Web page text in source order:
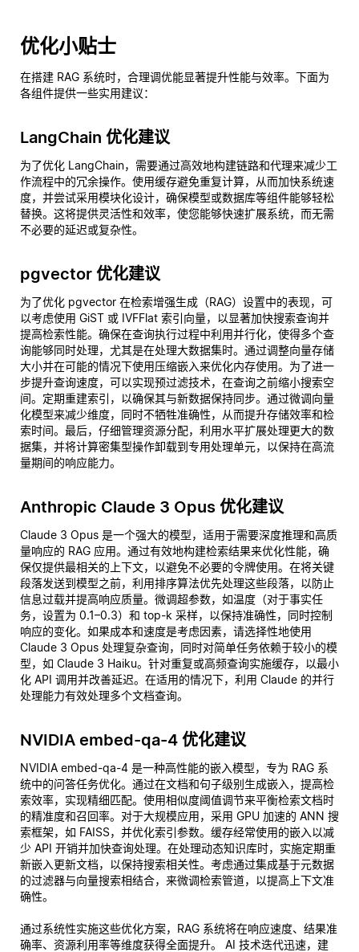
优化小贴士
在搭建 RAG 系统时，合理调优能显著提升性能与效率。下面为
各组件提供一些实用建议：
LangChain 优化建议
为了优化 LangChain，需要通过高效地构建链路和代理来减少工
作流程中的冗余操作。使用缓存避免重复计算，从而加快系统速
度，并尝试采用模块化设计，确保模型或数据库等组件能够轻松
替换。这将提供灵活性和效率，使您能够快速扩展系统，而无需
不必要的延迟或复杂性。
pgvector 优化建议
为了优化 pgvector 在检索增强生成（RAG）设置中的表现，可
以考虑使用 GiST 或 IVFFlat 索引向量，以显著加快搜索查询并
提高检索性能。确保在查询执行过程中利用并行化，使得多个查
询能够同时处理，尤其是在处理大数据集时。通过调整向量存储
大小并在可能的情况下使用压缩嵌入来优化内存使用。为了进一
步提升查询速度，可以实现预过滤技术，在查询之前缩小搜索空
间。定期重建索引，以确保其与新数据保持同步。通过微调向量
化模型来减少维度，同时不牺牲准确性，从而提升存储效率和检
索时间。最后，仔细管理资源分配，利用水平扩展处理更大的数
据集，并将计算密集型操作卸载到专用处理单元，以保持在高流
量期间的响应能力。
Anthropic Claude 3 Opus 优化建议
Claude 3 Opus 是一个强大的模型，适用于需要深度推理和高质
量响应的 RAG 应用。通过有效地构建检索结果来优化性能，确
保仅提供最相关的上下文，以避免不必要的令牌使用。在将关键
段落发送到模型之前，利用排序算法优先处理这些段落，以防止
信息过载并提高响应质量。微调超参数，如温度（对于事实任
务，设置为 0.1–0.3）和 top-k 采样，以保持准确性，同时控制
响应的变化。如果成本和速度是考虑因素，请选择性地使用
Claude 3 Opus 处理复杂查询，同时对简单任务依赖于较小的模
型，如 Claude 3 Haiku。针对重复或高频查询实施缓存，以最小
化 API 调用并改善延迟。在适用的情况下，利用 Claude 的并行
处理能力有效处理多个文档查询。
NVIDIA embed-qa-4 优化建议
NVIDIA embed-qa-4 是一种高性能的嵌入模型，专为 RAG 系
统中的问答任务优化。通过在文档和句子级别生成嵌入，提高检
索效率，实现精细匹配。使用相似度阈值调节来平衡检索文档时
的精准度和召回率。对于大规模应用，采用 GPU 加速的 ANN 搜
索框架，如 FAISS，并优化索引参数。缓存经常使用的嵌入以减
少 API 开销并加快查询处理。在处理动态知识库时，实施定期重
新嵌入更新文档，以保持搜索相关性。考虑通过集成基于元数据
的过滤器与向量搜索相结合，来微调检索管道，以提高上下文准
确性。
通过系统性实施这些优化方案，RAG 系统将在响应速度、结果准
确率、资源利用率等维度获得全面提升。 AI 技术迭代迅速，建